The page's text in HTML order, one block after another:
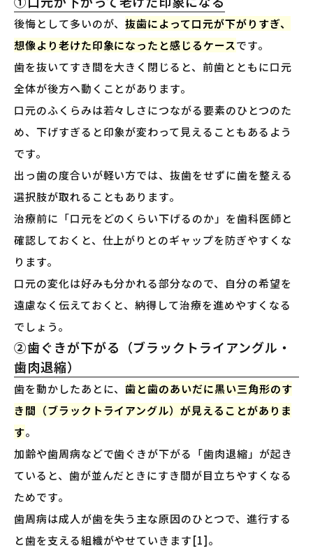
後悔として多いのが、抜歯によって口元が下がりすぎ、
想像より老けた印象になったと感じるケースです。
歯を抜いてすき間を大きく閉じると、前歯とともに口元
全体が後方へ動くことがあります。
口元のふくらみは若々しさにつながる要素のひとつのた
め、下げすぎると印象が変わって見えることもあるよう
です。
出っ歯の度合いが軽い方では、抜歯をせずに歯を整える
選択肢が取れることもあります。
治療前に「口元をどのくらい下げるのか」を歯科医師と
確認しておくと、仕上がりとのギャップを防ぎやすくな
ります。
口元の変化は好みも分かれる部分なので、自分の希望を
遠慮なく伝えておくと、納得して治療を進めやすくなる
でしょう。
②歯ぐきが下がる（ブラックトライアングル・
歯肉退縮）
歯を動かしたあとに、歯と歯のあいだに黒い三角形のす
き間（ブラックトライアングル）が見えることがありま
す。
加齢や歯周病などで歯ぐきが下がる「歯肉退縮」が起き
ていると、歯が並んだときにすき間が目立ちやすくなる
ためです。
歯周病は成人が歯を失う主な原因のひとつで、進行する
と歯を支える組織がやせていきます[1]。